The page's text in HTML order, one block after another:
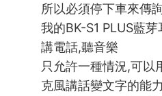
所以必須停下車來傳
我的BK-S1 PLUS藍
講電話,聽音樂
只允許一種情況,可以
克風講話變文字的能力